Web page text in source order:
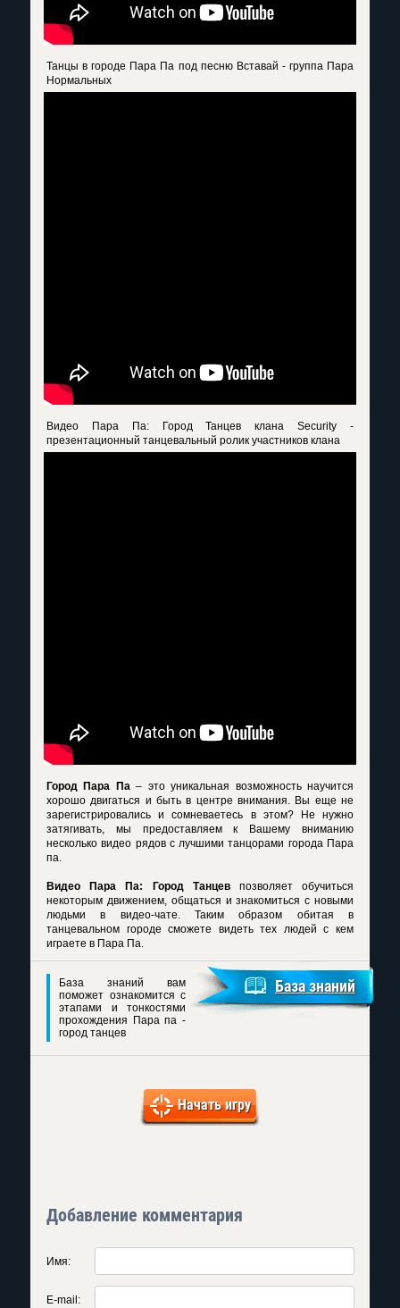
Танцы в городе Пара Па под песню Вставай - группа Пара
Нормальных
Видео Пара Па: Город Танцев клана Security -
презентационный танцевальный ролик участников клана
Город Пара Па– это уникальная возможность научится
хорошо двигаться и быть в центре внимания. Вы еще не
зарегистрировались и сомневаетесь в этом? Не нужно
затягивать, мы предоставляем к Вашему вниманию
несколько видео рядов с лучшими танцорами города Пара
па.
Видео Пара Па: Город Танцевпозволяет обучиться
некоторым движением, общаться и знакомиться с новыми
людьми в видео-чате. Таким образом обитая в
танцевальном городе сможете видеть тех людей с кем
играете в Пара Па.
База знаний вам
поможет ознакомится с
этапами и тонкостями
прохождения Пара па -
город танцев
База знаний
Начать игру
Добавление комментария
Имя:
E-mail: